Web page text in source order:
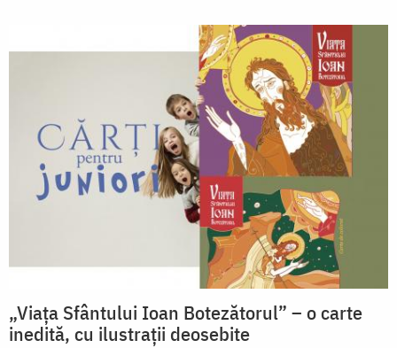
„Viața Sfântului Ioan Botezătorul” – o carte
inedită, cu ilustrații deosebite